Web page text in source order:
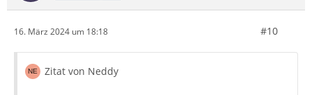
16. März 2024 um 18:18 #10
Zitat von Neddy